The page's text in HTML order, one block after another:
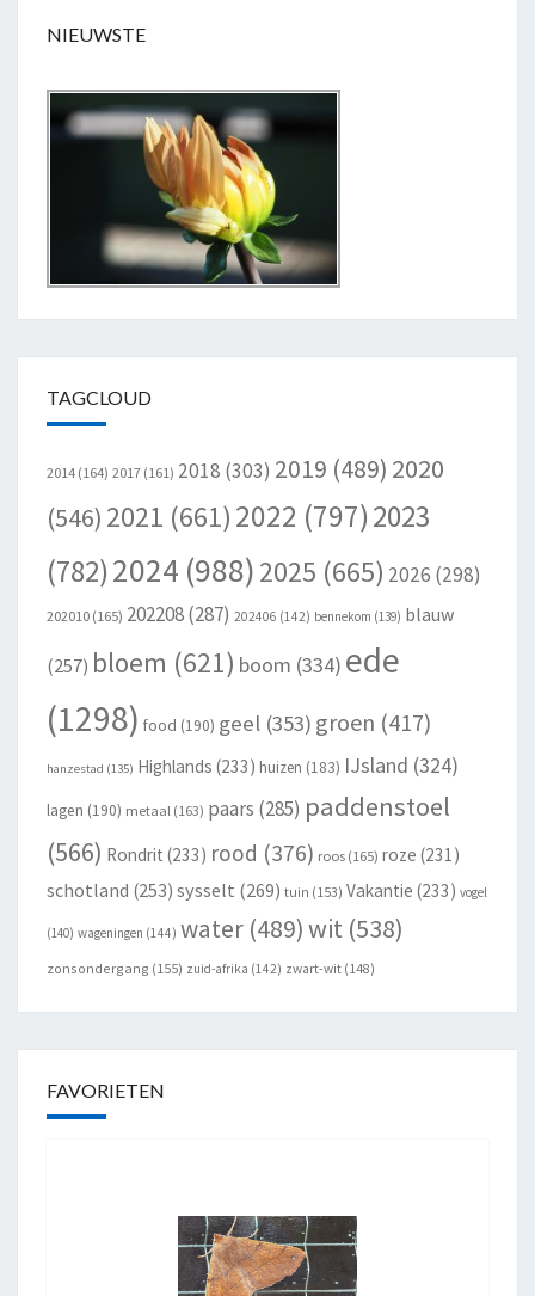
NIEUWSTE
TAGCLOUD
2014 (164) 2017 (161) 2018 (303) 2019 (489) 2020
(546) 2021 (661) 2022 (797)2023
(782)2024 (988) 2025 (665) 2026 (298)
202010 (165) 202208(287) 202406 (142) bennekom (139) blauw
(257) bloem (621) boom (334) ede
(1298) food (190) geel (353) groen (417)
hanzestad (135) Highlands (233) huizen (183) IJsland (324)
lagen (190) metaal (163) paars (285) paddenstoel
(566) Rondrit (233) rood (376) roos (165) roze (231)
schotland (253) sysselt (269) tuin (153) Vakantie (233) vogel
(140) wageningen (144) water (489)wit (538)
zonsondergang (155) zuid-afrika (142) zwart-wit (148)
FAVORIETEN